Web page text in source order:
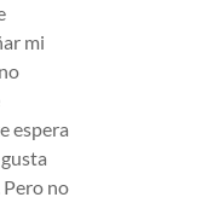
mi
espera
Pero no